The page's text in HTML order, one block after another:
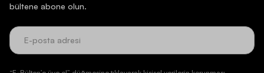
bültene abone olun.